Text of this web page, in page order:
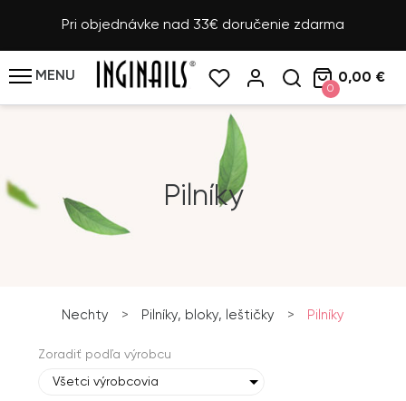
Pri objednávke nad 33€ doručenie zdarma
MENU
0
0,00 €
Pilníky
Nechty > Pilníky, bloky, leštičky > Pilníky
Zoradiť podľa výrobcu
Všetci výrobcovia